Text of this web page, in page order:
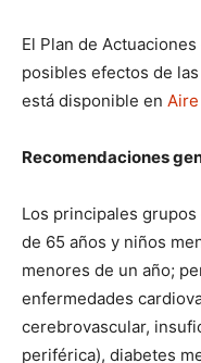
El Plan de
posibles efectos de
está disponible en
Recomendaciones
Los principales
de 65 años y niños
menores de un año;
enfermedades
cerebrovascular,
periférica), diabetes